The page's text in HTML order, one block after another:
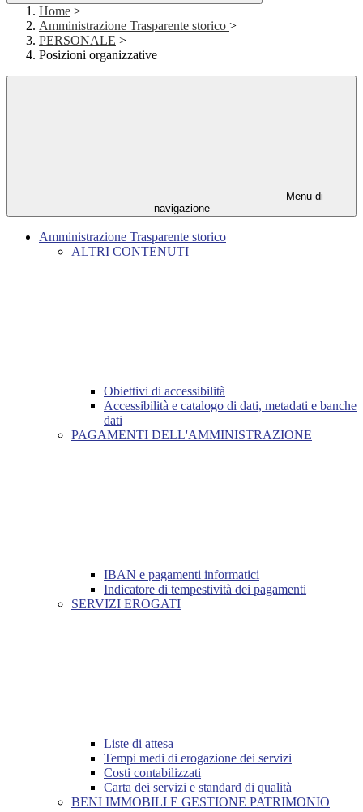
Home >
Amministrazione Trasparente storico >
PERSONALE >
Posizioni organizzative
Menu di
navigazione
Amministrazione Trasparente storico
ALTRI CONTENUTI
Obiettivi di accessibilità
Accessibilità e catalogo di dati, metadati e banche
dati
PAGAMENTI DELL'AMMINISTRAZIONE
IBAN e pagamenti informatici
Indicatore di tempestività dei pagamenti
SERVIZI EROGATI
Liste di attesa
Tempi medi di erogazione dei servizi
Costi contabilizzati
Carta dei servizi e standard di qualità
BENI IMMOBILI E GESTIONE PATRIMONIO